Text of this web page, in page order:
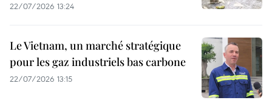
22/07/2026 13:24
Le Vietnam, un marché stratégique
pour les gaz industriels bas carbone
22/07/2026 13:15